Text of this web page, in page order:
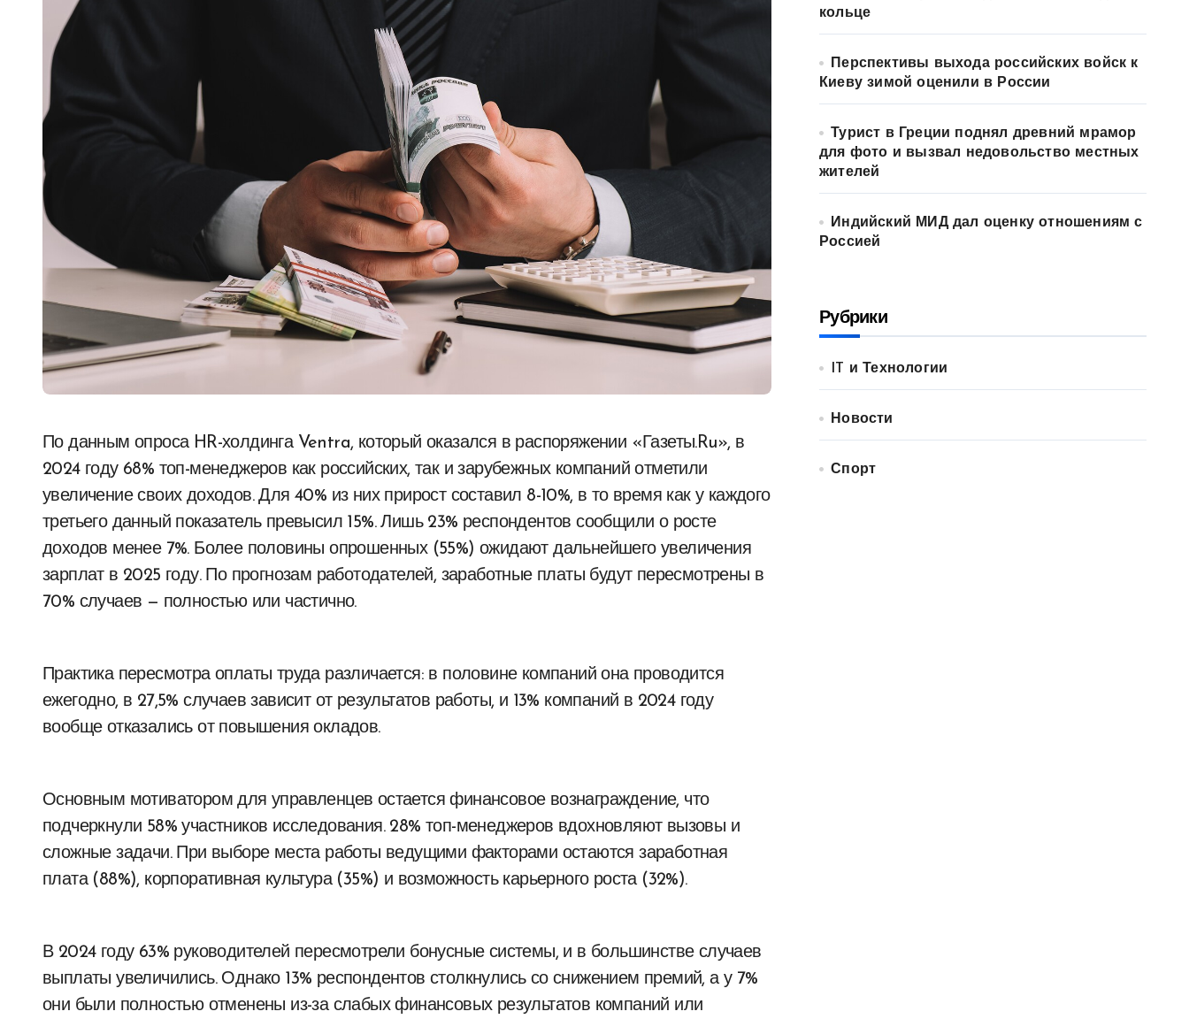
По данным опроса HR-холдинга Ventra, который оказался в распоряжении «Газеты.Ru», в
2024 году 68% топ-менеджеров как российских, так и зарубежных компаний отметили
увеличение своих доходов. Для 40% из них прирост составил 8-10%, в то время как у каждого
третьего данный показатель превысил 15%. Лишь 23% респондентов сообщили о росте
доходов менее 7%. Более половины опрошенных (55%) ожидают дальнейшего увеличения
зарплат в 2025 году. По прогнозам работодателей, заработные платы будут пересмотрены в
70% случаев — полностью или частично.
Практика пересмотра оплаты труда различается: в половине компаний она проводится
ежегодно, в 27,5% случаев зависит от результатов работы, и 13% компаний в 2024 году
вообще отказались от повышения окладов.
Основным мотиватором для управленцев остается финансовое вознаграждение, что
подчеркнули 58% участников исследования. 28% топ-менеджеров вдохновляют вызовы и
сложные задачи. При выборе места работы ведущими факторами остаются заработная
плата (88%), корпоративная культура (35%) и возможность карьерного роста (32%).
В 2024 году 63% руководителей пересмотрели бонусные системы, и в большинстве случаев
выплаты увеличились. Однако 13% респондентов столкнулись со снижением премий, а у 7%
они были полностью отменены из-за слабых финансовых результатов компаний или
кольце
Перспективы выхода российских войск к
Киеву зимой оценили в России
Турист в Греции поднял древний мрамор
для фото и вызвал недовольство местных
жителей
Индийский МИД дал оценку отношениям с
Россией
Рубрики
IT и Технологии
Новости
Спорт